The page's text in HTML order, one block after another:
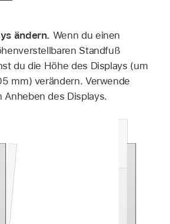
ändern. Wenn du einen
Standfuß
du die Höhe des Displays (um
mm) verändern. Verwende
Anheben des Displays.